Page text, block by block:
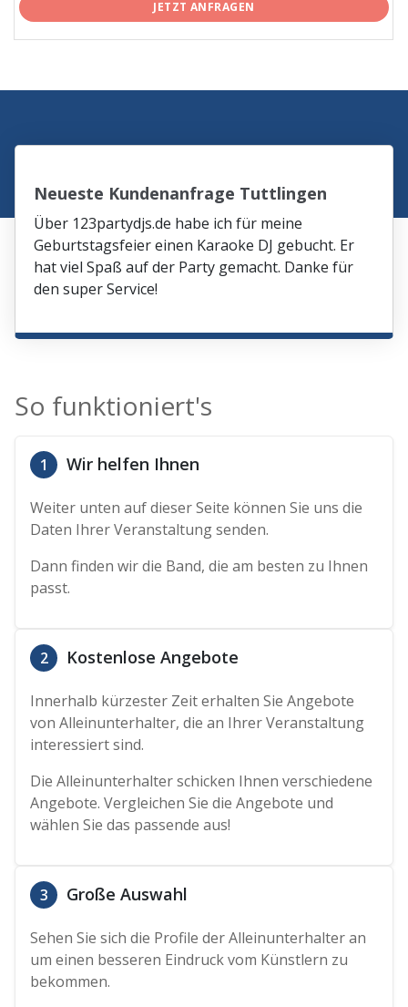
JETZT ANFRAGEN
Neueste Kundenanfrage Tuttlingen
Über 123partydjs.de habe ich für meine
Geburtstagsfeier einen Karaoke DJ gebucht. Er
hat viel Spaß auf der Party gemacht. Danke für
den super Service!
So funktioniert's
1 Wir helfen Ihnen
Weiter unten auf dieser Seite können Sie uns die
Daten Ihrer Veranstaltung senden.
Dann finden wir die Band, die am besten zu Ihnen
passt.
2 Kostenlose Angebote
Innerhalb kürzester Zeit erhalten Sie Angebote
von Alleinunterhalter, die an Ihrer Veranstaltung
interessiert sind.
Die Alleinunterhalter schicken Ihnen verschiedene
Angebote. Vergleichen Sie die Angebote und
wählen Sie das passende aus!
3 Große Auswahl
Sehen Sie sich die Profile der Alleinunterhalter an
um einen besseren Eindruck vom Künstlern zu
bekommen.